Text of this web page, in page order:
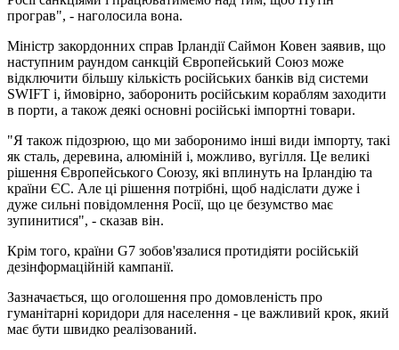
програв", - наголосила вона.
Міністр закордонних справ Ірландії Саймон Ковен заявив, що
наступним раундом санкцій Європейський Союз може
відключити більшу кількість російських банків від системи
SWIFT і, ймовірно, заборонить російським кораблям заходити
в порти, а також деякі основні російські імпортні товари.
"Я також підозрюю, що ми заборонимо інші види імпорту, такі
як сталь, деревина, алюміній і, можливо, вугілля. Це великі
рішення Європейського Союзу, які вплинуть на Ірландію та
країни ЄС. Але ці рішення потрібні, щоб надіслати дуже і
дуже сильні повідомлення Росії, що це безумство має
зупинитися", - сказав він.
Крім того, країни G7 зобов'язалися протидіяти російській
дезінформаційній кампанії.
Зазначається, що оголошення про домовленість про
гуманітарні коридори для населення - це важливий крок, який
має бути швидко реалізований.